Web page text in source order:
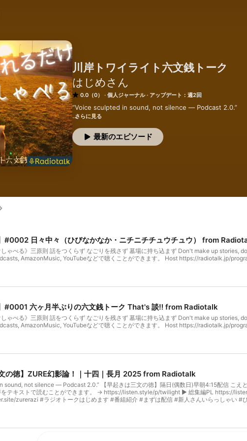
川岸トワイライト六文銭トーク
はじめさん
0.0（0） 個人ジャーナル アップデート：週2回
“Voice sculpted in sound, not silence — Podcast 2.0.”
墓場に持ち込まず
脳内垂れ流し総決算
RSS/Spotify,ApplePodcasts,AmazonMusic...
￣￣
YouTube https://www.youtube.com/@Camp_us_6214
さらに見る
最新のエピソード
#0002 日々中々（ひびなかなか・ニチニチチュウチュウ） from
しゃべる》三原則 話をつくらず なごりを残さず 墓場に持ち込まず Don't make up
Spotify, ApplePodcasts, AmazonMusic, YouTubeなどで聴くこと
#0001 六ヶ月半ぶりの六文銭トーク That's 談‼️ from Radiotalk
しゃべる》三原則 話をつくらず なごりを残さず 墓場に持ち込まず Don't make up
Spotify, ApplePodcasts, AmazonMusic, YouTubeなどで聴くこと
文の徳】ZURE幻影論！｜十四｜長月 2025 from Radiotalk
sound, not silence — Podcast 2.0.” 【早起きは三文の徳】隔日(偶数日)早朝4:15配信 こ
をテキストで読むことができます。 → https://listen.style/p/twilight ▶︎ 総集編PL https://
zurerazi #ラジオトークはじめます #番組紹介 #まずは配信 #新人さんいらっしゃい #
program/137267 LISTENで開く